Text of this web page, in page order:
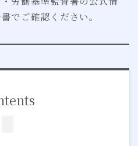
でご確認ください。